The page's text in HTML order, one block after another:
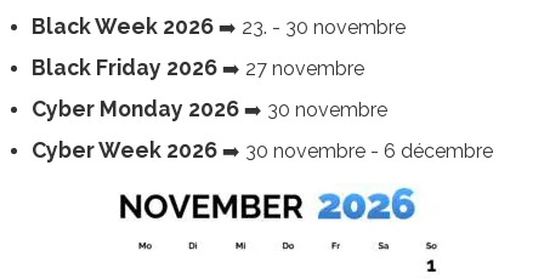
Black Week 2026 ➡️ 23. - 30 novembre
Black Friday 2026 ➡️ 27 novembre
Cyber Monday 2026 ➡️ 30 novembre
Cyber Week 2026 ➡️ 30 novembre - 6 décembre